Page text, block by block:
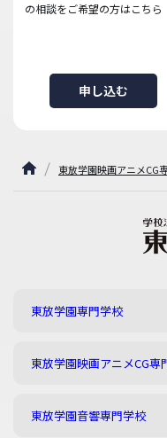
の相談をご希望の方はこちら
申し込む
東放学園映画アニメCG
東放学園専門学校
東放学園映画アニメCG専
東放学園音響専門学校